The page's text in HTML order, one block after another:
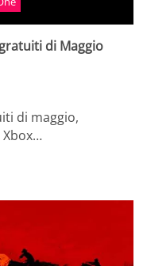
di Maggio
di maggio,